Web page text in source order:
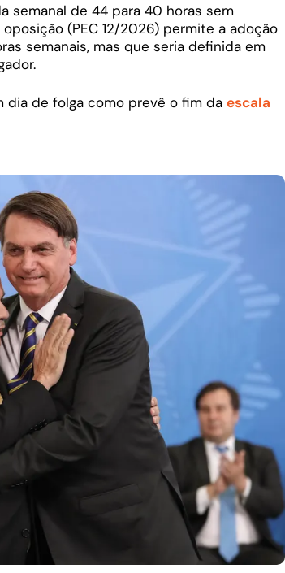
semanal de 44 para 40 horas sem
(PEC 12/2026) permite a adoção
semanais, mas que seria definida em
dia de folga como prevê o fim da escala